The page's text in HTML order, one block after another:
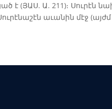
է (ՅԱՍ. Ա. 211)։ Սուրէն
աւանին մէջ